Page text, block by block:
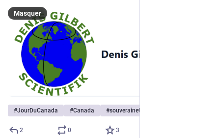
Masquer
#JourDuCanada #Canada #souverainetédigitale
2 0 3